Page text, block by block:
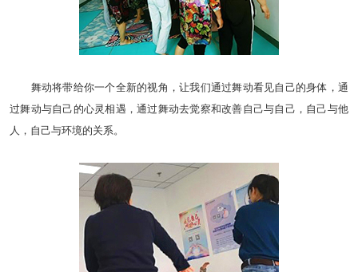
舞动将带给你一个全新的视角，让我们通过舞动看见自己的身体，通
过舞动与自己的心灵相遇，通过舞动去觉察和改善自己与自己，自己与他
人，自己与环境的关系。